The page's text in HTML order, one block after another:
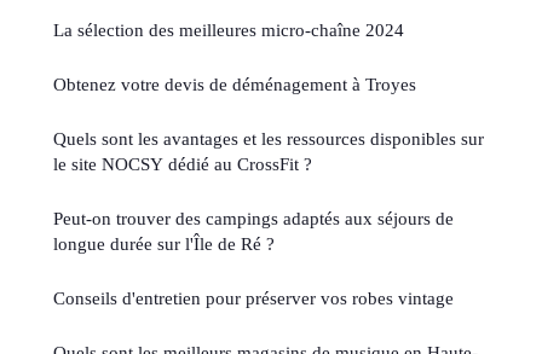
La sélection des meilleures micro-chaîne 2024
Obtenez votre devis de déménagement à Troyes
Quels sont les avantages et les ressources disponibles sur
le site NOCSY dédié au CrossFit ?
Peut-on trouver des campings adaptés aux séjours de
longue durée sur l'Île de Ré ?
Conseils d'entretien pour préserver vos robes vintage